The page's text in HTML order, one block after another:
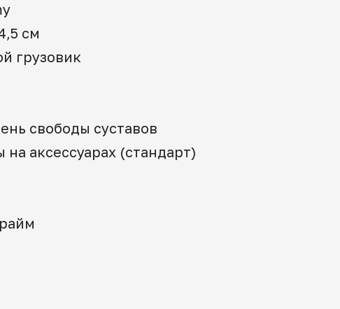
см
грузовик
свободы суставов
аксессуарах (стандарт)